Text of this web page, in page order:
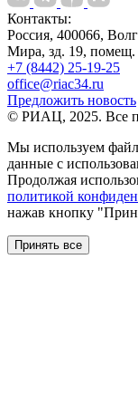
Контакты:
Россия, 400066,
Мира, зд. 19, помещ.
+7 (8442) 25-19-25
office@riac34.ru
Предложить новость
© РИАЦ, 2025. Все
Мы используем
данные с
Продолжая
политикой
нажав кнопку
Принять все